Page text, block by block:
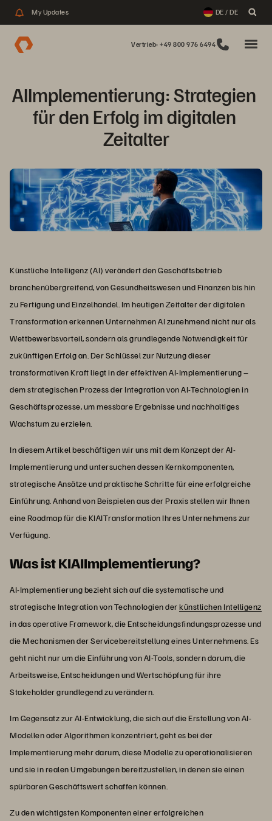
My Updates DE / DE
Vertrieb: +49 800 976 6494
AIImplementierung: Strategien
für den Erfolg im digitalen
Zeitalter
Künstliche Intelligenz (AI) verändert den Geschäftsbetrieb
branchenübergreifend, von Gesundheitswesen und Finanzen bis hin
zu Fertigung und Einzelhandel. Im heutigen Zeitalter der digitalen
Transformation erkennen Unternehmen AI zunehmend nicht nur als
Wettbewerbsvorteil, sondern als grundlegende Notwendigkeit für
zukünftigen Erfolg an. Der Schlüssel zur Nutzung dieser
transformativen Kraft liegt in der effektiven AI-Implementierung –
dem strategischen Prozess der Integration von AI-Technologien in
Geschäftsprozesse, um messbare Ergebnisse und nachhaltiges
Wachstum zu erzielen.
In diesem Artikel beschäftigen wir uns mit dem Konzept der AI-
Implementierung und untersuchen dessen Kernkomponenten,
strategische Ansätze und praktische Schritte für eine erfolgreiche
Einführung. Anhand von Beispielen aus der Praxis stellen wir Ihnen
eine Roadmap für die KIAITransformation Ihres Unternehmens zur
Verfügung.
Was ist KIAIImplementierung?
AI-Implementierung bezieht sich auf die systematische und
strategische Integration von Technologien derkünstlichen Intelligenz
in das operative Framework, die Entscheidungsfindungsprozesse und
die Mechanismen der Servicebereitstellung eines Unternehmens. Es
geht nicht nur um die Einführung von AI-Tools, sondern darum, die
Arbeitsweise, Entscheidungen und Wertschöpfung für ihre
Stakeholder grundlegend zu verändern.
Im Gegensatz zur AI-Entwicklung, die sich auf die Erstellung von AI-
Modellen oder Algorithmen konzentriert, geht es bei der
Implementierung mehr darum, diese Modelle zu operationalisieren
und sie in realen Umgebungen bereitzustellen, in denen sie einen
spürbaren Geschäftswert schaffen können.
Zu den wichtigsten Komponenten einer erfolgreichen